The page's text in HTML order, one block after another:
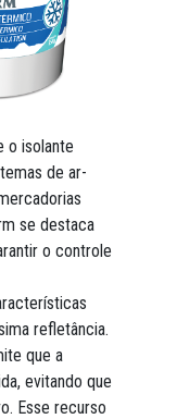
o isolante
de ar-
se destaca
o controle
refletância.
que a
evitando que
Esse recurso